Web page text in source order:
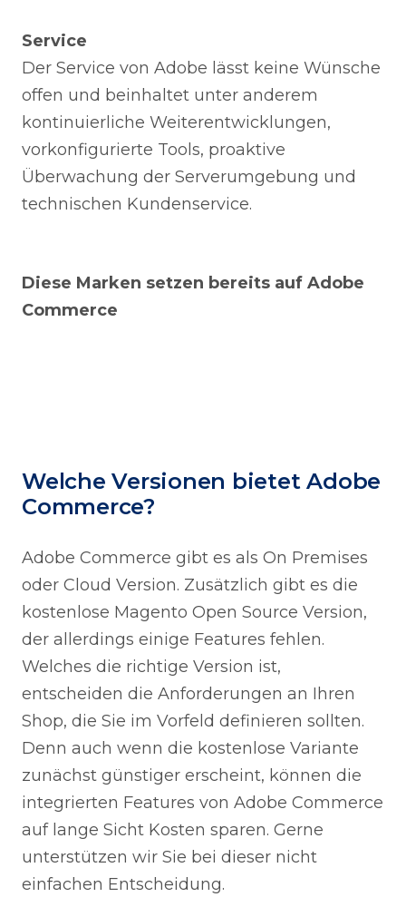
Service
Der Service von Adobe lässt keine Wünsche
offen und beinhaltet unter anderem
kontinuierliche Weiterentwicklungen,
vorkonfigurierte Tools, proaktive
Überwachung der Serverumgebung und
technischen Kundenservice.
Diese Marken setzen bereits auf Adobe
Commerce
Welche Versionen bietet Adobe
Commerce?
Adobe Commerce gibt es als On Premises
oder Cloud Version. Zusätzlich gibt es die
kostenlose Magento Open Source Version,
der allerdings einige Features fehlen.
Welches die richtige Version ist,
entscheiden die Anforderungen an Ihren
Shop, die Sie im Vorfeld definieren sollten.
Denn auch wenn die kostenlose Variante
zunächst günstiger erscheint, können die
integrierten Features von Adobe Commerce
auf lange Sicht Kosten sparen. Gerne
unterstützen wir Sie bei dieser nicht
einfachen Entscheidung.